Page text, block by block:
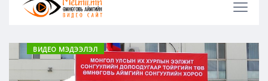
ВИДЕО МЭДЭЭЛЭЛ